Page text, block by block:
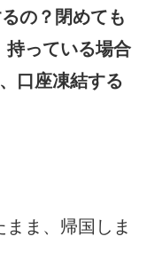
の？閉めても
持っている場合
口座凍結する
ま、帰国しま